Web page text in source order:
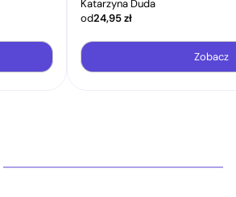
Katarzyna Duda
od24,95zł
Zobacz